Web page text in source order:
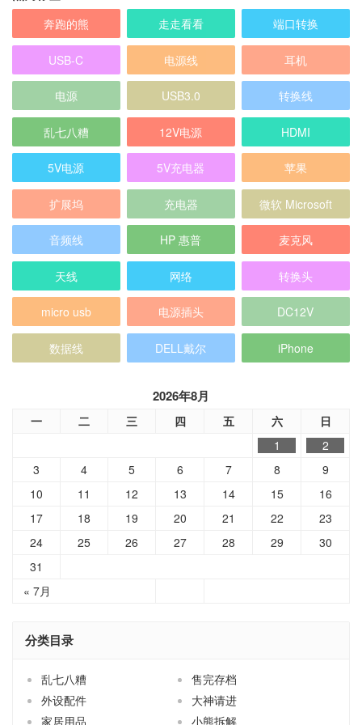
奔跑的熊 走走看看 端口转换
USB-C 电源线 耳机
电源 USB3.0 转换线
乱七八糟 12V电源 HDMI
5V电源 5V充电器 苹果
扩展坞 充电器 微软 Microsoft
音频线 HP 惠普 麦克风
天线 网络 转换头
micro usb 电源插头 DC12V
数据线 DELL戴尔 iPhone
2026年8月
一 二 三 四 五 六 日
« 7月
1
2
3
4 5 6 7 8
9
10
11 12 13 14 15
16
17
18 19 20 21 22
23
24
25 26 27 28 29
30
31
分类目录
乱七八糟
售完存档
外设配件
大神请进
家居用品
小熊拆解